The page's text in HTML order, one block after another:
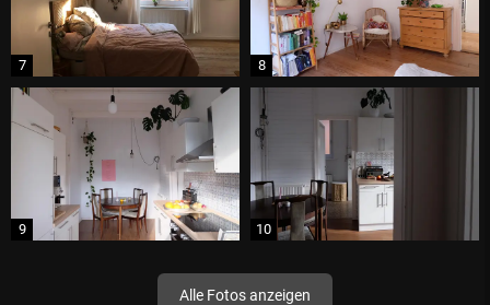
Alle Fotos anzeigen